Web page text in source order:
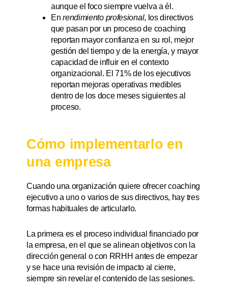
aunque el foco siempre vuelva a él.
Enrendimiento profesional, los directivos
que pasan por un proceso de coaching
reportan mayor confianza en su rol, mejor
gestión del tiempo y de la energía, y mayor
capacidad de influir en el contexto
organizacional. El 71% de los ejecutivos
reportan mejoras operativas medibles
dentro de los doce meses siguientes al
proceso.
Cómo implementarlo en
una empresa
Cuando una organización quiere ofrecer coaching
ejecutivo a uno o varios de sus directivos, hay tres
formas habituales de articularlo.
La primera es el proceso individual financiado por
la empresa, en el que se alinean objetivos con la
dirección general o con RRHH antes de empezar
y se hace una revisión de impacto al cierre,
siempre sin revelar el contenido de las sesiones.